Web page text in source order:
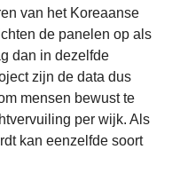
van het Koreaanse
de panelen op als
dan in dezelfde
zijn de data dus
mensen bewust te
per wijk. Als
kan eenzelfde soort